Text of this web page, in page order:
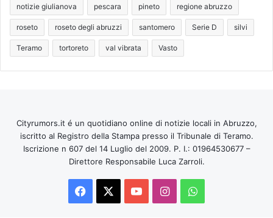
notizie giulianova pescara pineto regione abruzzo
roseto roseto degli abruzzi santomero Serie D silvi
Teramo tortoreto val vibrata Vasto
Cityrumors.it é un quotidiano online di notizie locali in Abruzzo,
iscritto al Registro della Stampa presso il Tribunale di Teramo.
Iscrizione n 607 del 14 Luglio del 2009. P. I.: 01964530677 –
Direttore Responsabile Luca Zarroli.
Facebook
You InstagramWhatsApp